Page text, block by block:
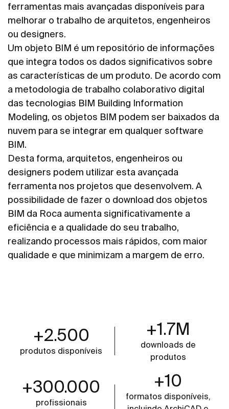
ferramentas mais avançadas disponíveis para
melhorar o trabalho de arquitetos, engenheiros
ou designers.
Um objeto BIM é um repositório de informações
que integra todos os dados significativos sobre
as características de um produto. De acordo com
a metodologia de trabalho colaborativo digital
das tecnologias BIM Building Information
Modeling, os objetos BIM podem ser baixados da
nuvem para se integrar em qualquer software
BIM.
Desta forma, arquitetos, engenheiros ou
designers podem utilizar esta avançada
ferramenta nos projetos que desenvolvem. A
possibilidade de fazer o download dos objetos
BIM da Roca aumenta significativamente a
eficiência e a qualidade do seu trabalho,
realizando processos mais rápidos, com maior
qualidade e que minimizam a margem de erro.
+2.500
produtos disponíveis
+1.7M
downloads de
produtos
+300.000
profissionais
+10
formatos disponíveis,